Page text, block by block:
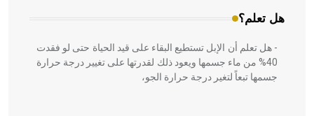
هل تعلم؟
- هل تعلم أن الإبل تستطيع البقاء على قيد الحياة حتى لو فقدت
40% من ماء جسمها ويعود ذلك لقدرتها على تغيير درجة حرارة
جسمها تبعاً لتغير درجة حرارة الجو،